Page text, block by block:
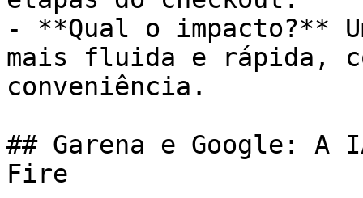
- **Qual o impacto?**
mais fluida e rápida,
conveniência.
## Garena e Google: A
Fire